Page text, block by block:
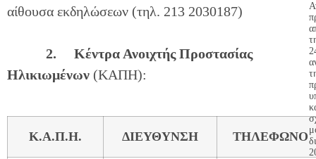
αίθουσα εκδηλώσεων (τηλ. 213 2030187)
2. Κέντρα Ανοιχτής Προστασίας
Ηλικιωμένων (ΚΑΠΗ):
Κ.Α.Π.Η. ΔΙΕΥΘΥΝΣΗ ΤΗΛΕΦΩΝΟ